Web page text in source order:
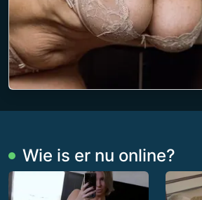
Wie is er nu online?